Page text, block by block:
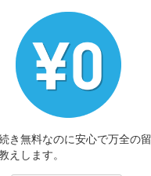
き無料なのに安心で万全の
えします。